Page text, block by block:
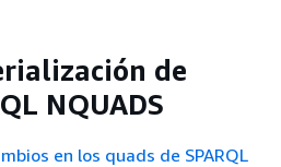
de
NQUADS
en los quads de SPARQL